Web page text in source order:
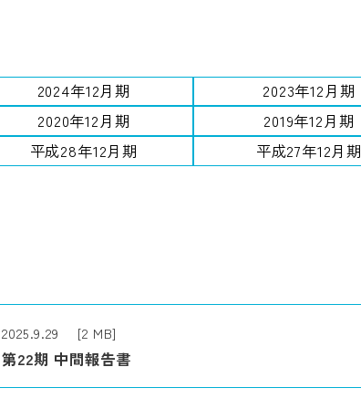
2024年12月期
2023年12月期
2020年12月期
2019年12月期
平成28年12月期
平成27年12月期
2025.9.29 [2 MB]
第22期 中間報告書